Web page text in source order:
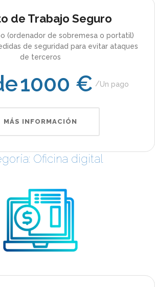
de Trabajo Seguro
(ordenador de sobremesa o portatil)
de seguridad para evitar ataques
de terceros
1000 € Un pago
MÁS INFORMACIÓN
Oficina digital